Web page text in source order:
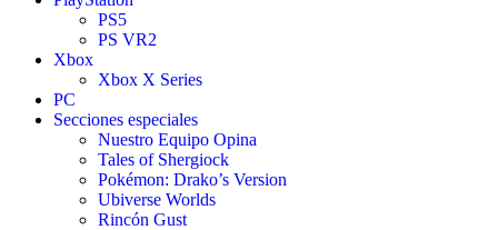
PS5
PS VR2
Xbox
Xbox X Series
PC
Secciones especiales
Nuestro Equipo Opina
Tales of Shergiock
Pokémon: Drako’s Version
Ubiverse Worlds
Rincón Gust